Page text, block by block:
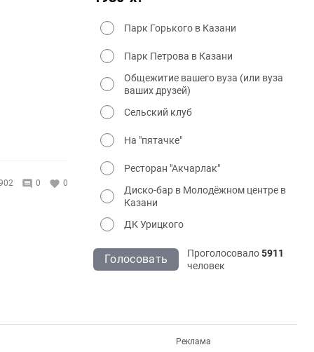
0 0
Парк Горького в Казани
Парк Петрова в Казани
Общежитие вашего вуза (или вуза
ваших друзей)
Сельский клуб
На "пятачке"
Ресторан "Акчарлак"
Диско-бар в Молодёжном центре в
Казани
ДК Урицкого
Голосовать Проголосовало5911
человек
Реклама